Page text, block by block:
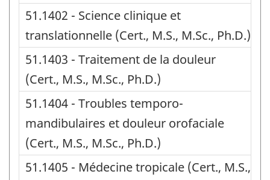
51.1402 - Science clinique et
translationnelle (Cert., M.S., M.Sc., Ph.D.)
51.1403 - Traitement de la douleur
(Cert., M.S., M.Sc., Ph.D.)
51.1404 - Troubles temporo-
mandibulaires et douleur orofaciale
(Cert., M.S., M.Sc., Ph.D.)
51.1405 - Médecine tropicale (Cert., M.S.,